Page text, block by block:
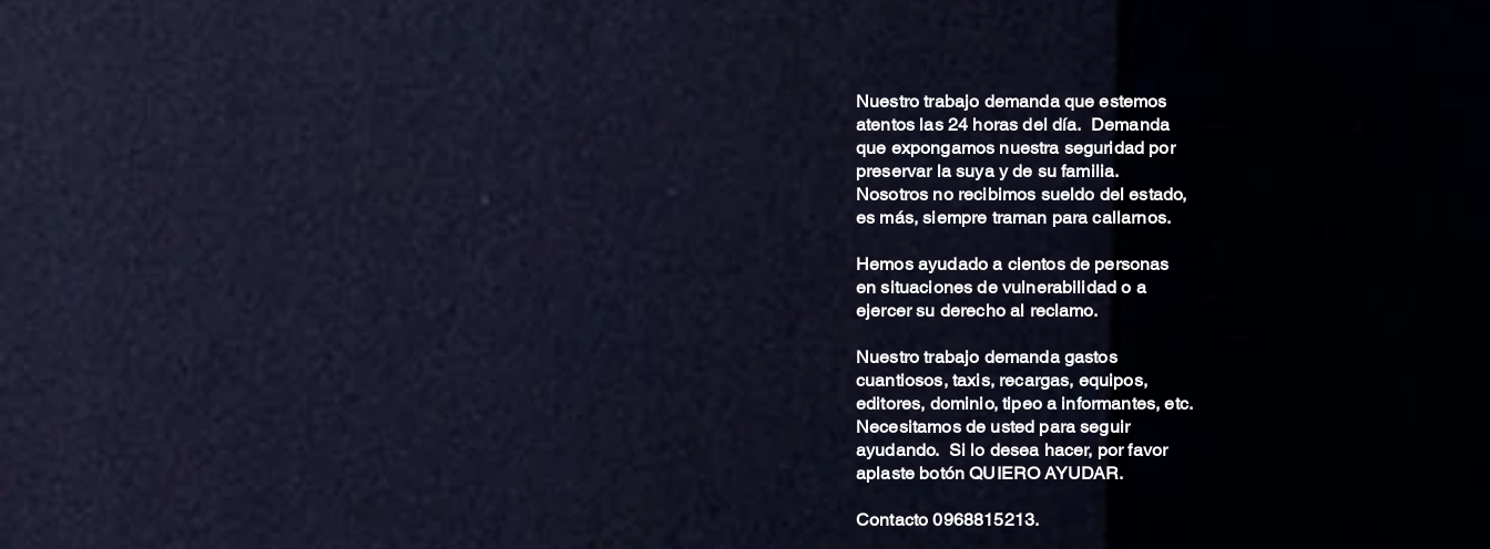
Nuestro trabajo demanda que estemos
atentos las 24 horas del día. Demanda
que expongamos nuestra seguridad por
preservar la suya y de su familia.
Nosotros no recibimos sueldo del estado,
es más, siempre traman para callarnos.
Hemos ayudado a cientos de personas
en situaciones de vulnerabilidad o a
ejercer su derecho al reclamo.
Nuestro trabajo demanda gastos
cuantiosos, taxis, recargas, equipos,
editores, dominio, tipeo a informantes, etc.
Necesitamos de usted para seguir
ayudando. Si lo desea hacer, por favor
aplaste botón QUIERO AYUDAR.
Contacto 0968815213.